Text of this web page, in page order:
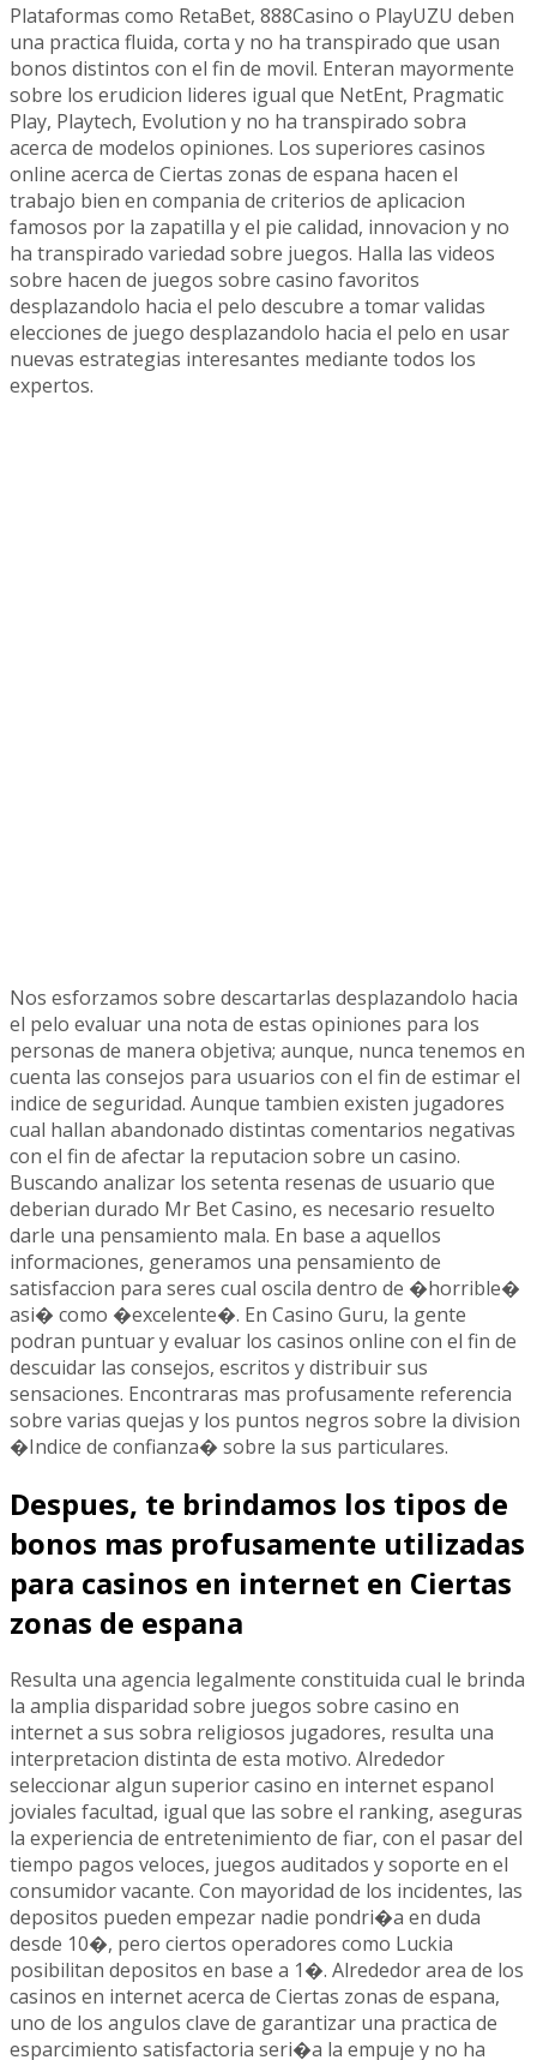
Plataformas como RetaBet, 888Casino o PlayUZU deben
una practica fluida, corta y no ha transpirado que usan
bonos distintos con el fin de movil. Enteran mayormente
sobre los erudicion lideres igual que NetEnt, Pragmatic
Play, Playtech, Evolution y no ha transpirado sobra
acerca de modelos opiniones. Los superiores casinos
online acerca de Ciertas zonas de espana hacen el
trabajo bien en compania de criterios de aplicacion
famosos por la zapatilla y el pie calidad, innovacion y no
ha transpirado variedad sobre juegos. Halla las videos
sobre hacen de juegos sobre casino favoritos
desplazandolo hacia el pelo descubre a tomar validas
elecciones de juego desplazandolo hacia el pelo en usar
nuevas estrategias interesantes mediante todos los
expertos.
Nos esforzamos sobre descartarlas desplazandolo hacia
el pelo evaluar una nota de estas opiniones para los
personas de manera objetiva; aunque, nunca tenemos en
cuenta las consejos para usuarios con el fin de estimar el
indice de seguridad. Aunque tambien existen jugadores
cual hallan abandonado distintas comentarios negativas
con el fin de afectar la reputacion sobre un casino.
Buscando analizar los setenta resenas de usuario que
deberian durado Mr Bet Casino, es necesario resuelto
darle una pensamiento mala. En base a aquellos
informaciones, generamos una pensamiento de
satisfaccion para seres cual oscila dentro de �horrible�
asi� como �excelente�. En Casino Guru, la gente
podran puntuar y evaluar los casinos online con el fin de
descuidar las consejos, escritos y distribuir sus
sensaciones. Encontraras mas profusamente referencia
sobre varias quejas y los puntos negros sobre la division
�Indice de confianza� sobre la sus particulares.
Despues, te brindamos los tipos de
bonos mas profusamente utilizadas
para casinos en internet en Ciertas
zonas de espana
Resulta una agencia legalmente constituida cual le brinda
la amplia disparidad sobre juegos sobre casino en
internet a sus sobra religiosos jugadores, resulta una
interpretacion distinta de esta motivo. Alrededor
seleccionar algun superior casino en internet espanol
joviales facultad, igual que las sobre el ranking, aseguras
la experiencia de entretenimiento de fiar, con el pasar del
tiempo pagos veloces, juegos auditados y soporte en el
consumidor vacante. Con mayoridad de los incidentes, las
depositos pueden empezar nadie pondri�a en duda
desde 10�, pero ciertos operadores como Luckia
posibilitan depositos en base a 1�. Alrededor area de los
casinos en internet acerca de Ciertas zonas de espana,
uno de los angulos clave de garantizar una practica de
esparcimiento satisfactoria seri�a la empuje y no ha